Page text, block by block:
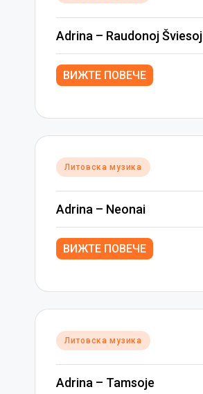
Adrina – Raudonoj Šviesoj
ВИЖТЕ ПОВЕЧЕ
Posted
Литовска музика
Adrina – Neonai
ВИЖТЕ ПОВЕЧЕ
Posted
Литовска музика
Adrina – Tamsoje